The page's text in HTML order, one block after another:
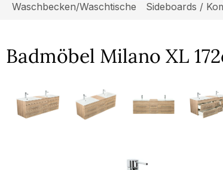
Waschbecken/Waschtische
Sideboards /
Badmöbel Milano XL
Bildergalerie überspringen